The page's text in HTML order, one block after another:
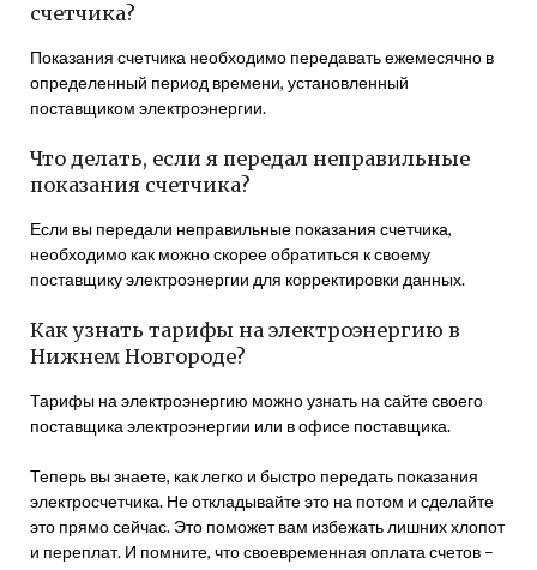
счетчика?
Показания счетчика необходимо передавать ежемесячно в
определенный период времени, установленный
поставщиком электроэнергии.
Что делать, если я передал неправильные
показания счетчика?
Если вы передали неправильные показания счетчика,
необходимо как можно скорее обратиться к своему
поставщику электроэнергии для корректировки данных.
Как узнать тарифы на электроэнергию в
Нижнем Новгороде?
Тарифы на электроэнергию можно узнать на сайте своего
поставщика электроэнергии или в офисе поставщика.
Теперь вы знаете, как легко и быстро передать показания
электросчетчика. Не откладывайте это на потом и сделайте
это прямо сейчас. Это поможет вам избежать лишних хлопот
и переплат. И помните, что своевременная оплата счетов –